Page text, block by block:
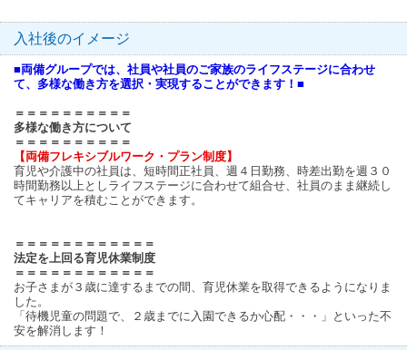
入社後のイメージ
■両備グループでは、社員や社員のご家族のライフステージに合わせ
て、多様な働き方を選択・実現することができます！■
＝＝＝＝＝＝＝＝＝＝
多様な働き方について
＝＝＝＝＝＝＝＝＝＝
【両備フレキシブルワーク・プラン制度】
育児や介護中の社員は、短時間正社員、週４日勤務、時差出勤を週３０
時間勤務以上としライフステージに合わせて組合せ、社員のまま継続し
てキャリアを積むことができます。
＝＝＝＝＝＝＝＝＝＝＝＝
法定を上回る育児休業制度
＝＝＝＝＝＝＝＝＝＝＝＝
お子さまが３歳に達するまでの間、育児休業を取得できるようになりま
した。
「待機児童の問題で、２歳までに入園できるか心配・・・」といった不
安を解消します！